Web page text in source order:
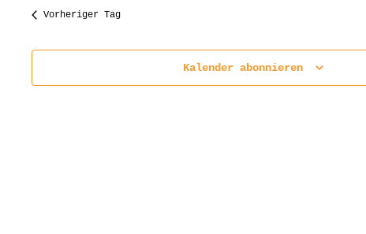
Vorheriger Tag
Kalender abonnieren